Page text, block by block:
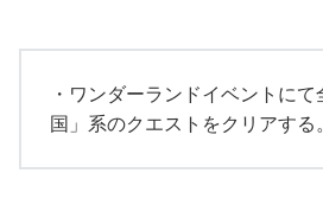
・ワンダーランドイベントに
国」系のクエストをクリアする。